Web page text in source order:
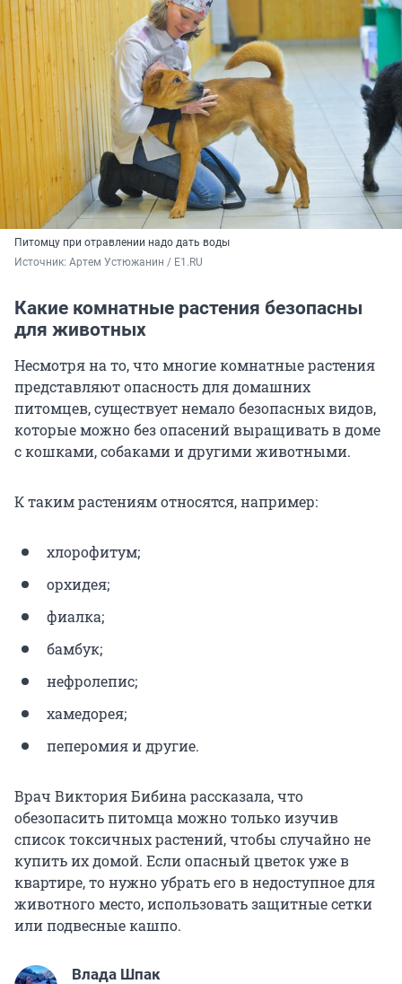
Питомцу при отравлении надо дать воды
Источник: Артем Устюжанин / E1.RU
Какие комнатные растения безопасны
для животных
Несмотря на то, что многие комнатные растения
представляют опасность для домашних
питомцев, существует немало безопасных видов,
которые можно без опасений выращивать в доме
с кошками, собаками и другими животными.
К таким растениям относятся, например:
хлорофитум;
орхидея;
фиалка;
бамбук;
нефролепис;
хамедорея;
пеперомия и другие.
Врач Виктория Бибина рассказала, что
обезопасить питомца можно только изучив
список токсичных растений, чтобы случайно не
купить их домой. Если опасный цветок уже в
квартире, то нужно убрать его в недоступное для
животного место, использовать защитные сетки
или подвесные кашпо.
Влада Шпак